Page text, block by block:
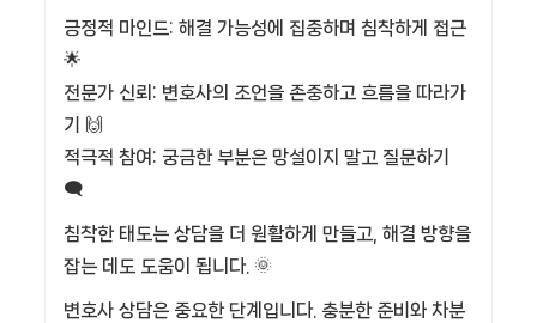
긍정적 마인드: 해결 가능성에 집중하며 침착하게 접근
🌟
전문가 신뢰: 변호사의 조언을 존중하고 흐름을 따라가
기 🙌
적극적 참여: 궁금한 부분은 망설이지 말고 질문하기
🗨️
침착한 태도는 상담을 더 원활하게 만들고, 해결 방향을
잡는 데도 도움이 됩니다. 🌞
변호사 상담은 중요한 단계입니다. 충분한 준비와 차분